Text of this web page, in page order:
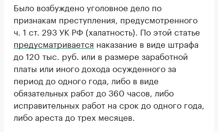
Было возбуждено уголовное дело по
признакам преступления, предусмотренного
ч. 1 ст. 293 УК РФ (халатность). По этой статье
предусматривается наказание в виде штрафа
до 120 тыс. руб. или в размере заработной
платы или иного дохода осужденного за
период до одного года, либо в виде
обязательных работ до 360 часов, либо
исправительных работ на срок до одного года,
либо ареста до трех месяцев.